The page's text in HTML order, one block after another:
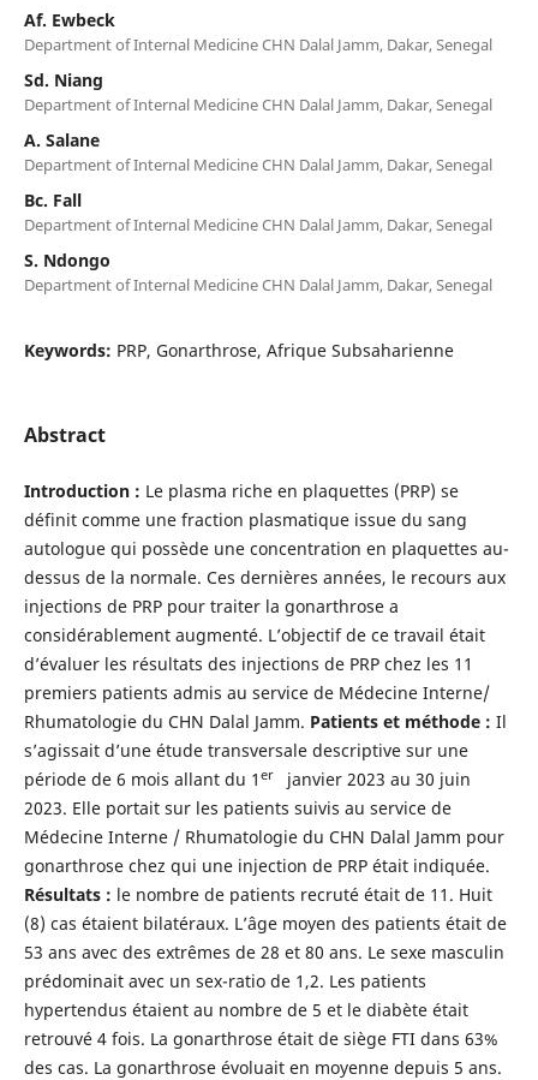
Af. Ewbeck
Department of Internal Medicine CHN Dalal Jamm, Dakar, Senegal
Sd. Niang
Department of Internal Medicine CHN Dalal Jamm, Dakar, Senegal
A. Salane
Department of Internal Medicine CHN Dalal Jamm, Dakar, Senegal
Bc. Fall
Department of Internal Medicine CHN Dalal Jamm, Dakar, Senegal
S. Ndongo
Department of Internal Medicine CHN Dalal Jamm, Dakar, Senegal
Keywords: PRP, Gonarthrose, Afrique Subsaharienne
Abstract
Introduction : Le plasma riche en plaquettes (PRP) se
définit comme une fraction plasmatique issue du sang
autologue qui possède une concentration en plaquettes au-
dessus de la normale. Ces dernières années, le recours aux
injections de PRP pour traiter la gonarthrose a
considérablement augmenté. L’objectif de ce travail était
d’évaluer les résultats des injections de PRP chez les 11
premiers patients admis au service de Médecine Interne/
Rhumatologie du CHN Dalal Jamm. Patients et méthode : Il
s’agissait d’une étude transversale descriptive sur une
période de 6 mois allant du 1 er
janvier 2023 au 30 juin
2023. Elle portait sur les patients suivis au service de
Médecine Interne / Rhumatologie du CHN Dalal Jamm pour
gonarthrose chez qui une injection de PRP était indiquée.
Résultats : le nombre de patients recruté était de 11. Huit
(8) cas étaient bilatéraux. L’âge moyen des patients était de
53 ans avec des extrêmes de 28 et 80 ans. Le sexe masculin
prédominait avec un sex-ratio de 1,2. Les patients
hypertendus étaient au nombre de 5 et le diabète était
retrouvé 4 fois. La gonarthrose était de siège FTI dans 63%
des cas. La gonarthrose évoluait en moyenne depuis 5 ans.